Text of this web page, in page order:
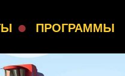
ПРОГРАММЫ